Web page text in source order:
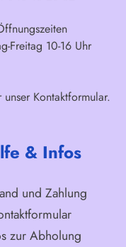
Freitag 10-16 Uhr
Kontaktformular.
& Infos
und Zahlung
zur Abholung